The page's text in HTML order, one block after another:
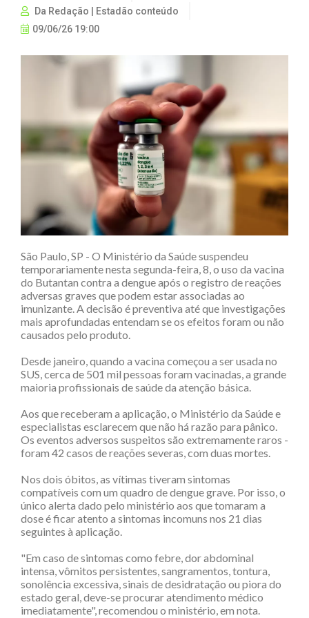
Da Redação | Estadão conteúdo
09/06/26 19:00
São Paulo, SP - O Ministério da Saúde suspendeu
temporariamente nesta segunda-feira, 8, o uso da vacina
do Butantan contra a dengue após o registro de reações
adversas graves que podem estar associadas ao
imunizante. A decisão é preventiva até que investigações
mais aprofundadas entendam se os efeitos foram ou não
causados pelo produto.
Desde janeiro, quando a vacina começou a ser usada no
SUS, cerca de 501 mil pessoas foram vacinadas, a grande
maioria profissionais de saúde da atenção básica.
Aos que receberam a aplicação, o Ministério da Saúde e
especialistas esclarecem que não há razão para pânico.
Os eventos adversos suspeitos são extremamente raros -
foram 42 casos de reações severas, com duas mortes.
Nos dois óbitos, as vítimas tiveram sintomas
compatíveis com um quadro de dengue grave. Por isso, o
único alerta dado pelo ministério aos que tomaram a
dose é ficar atento a sintomas incomuns nos 21 dias
seguintes à aplicação.
"Em caso de sintomas como febre, dor abdominal
intensa, vômitos persistentes, sangramentos, tontura,
sonolência excessiva, sinais de desidratação ou piora do
estado geral, deve-se procurar atendimento médico
imediatamente", recomendou o ministério, em nota.